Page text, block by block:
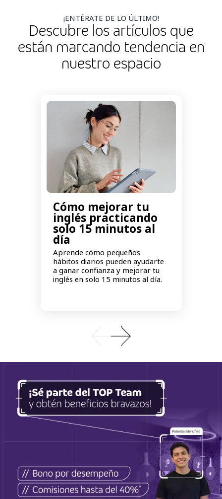
¡ENTÉRATE DE LO ÚLTIMO!
Descubre los artículos que
están marcando tendencia en
nuestro espacio
Cómo mejorar tu
inglés practicando
solo 15 minutos al
día
Aprende cómo pequeños
hábitos diarios pueden ayudarte
a ganar confianza y mejorar tu
inglés en solo 15 minutos al día.